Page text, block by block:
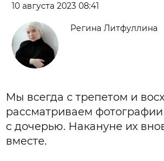
10 августа 2023 08:41
Регина Литфуллина
Мы всегда с трепетом и
рассматриваем
с дочерью. Накануне их
вместе.